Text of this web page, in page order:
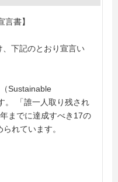
言書】
、下記のとおり宣言い
Sustainable
。 「誰一人取り残され
までに達成すべき17の
れています。